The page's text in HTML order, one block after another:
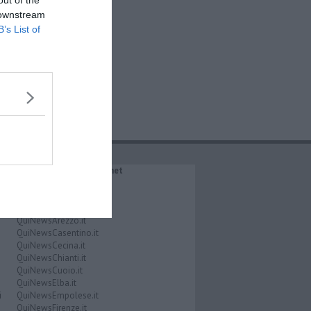
List of
IL NETWORK QuiNews.net
QuiNewsArezzo.it
QuiNewsCasentino.it
QuiNewsCecina.it
QuiNewsChianti.it
QuiNewsCuoio.it
QuiNewsElba.it
QuiNewsEmpolese.it
QuiNewsFirenze.it